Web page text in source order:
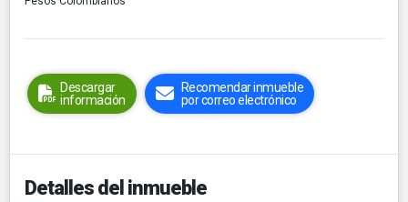
Descargar
información
Recomendar inmueble
por correo electrónico
Detalles del inmueble